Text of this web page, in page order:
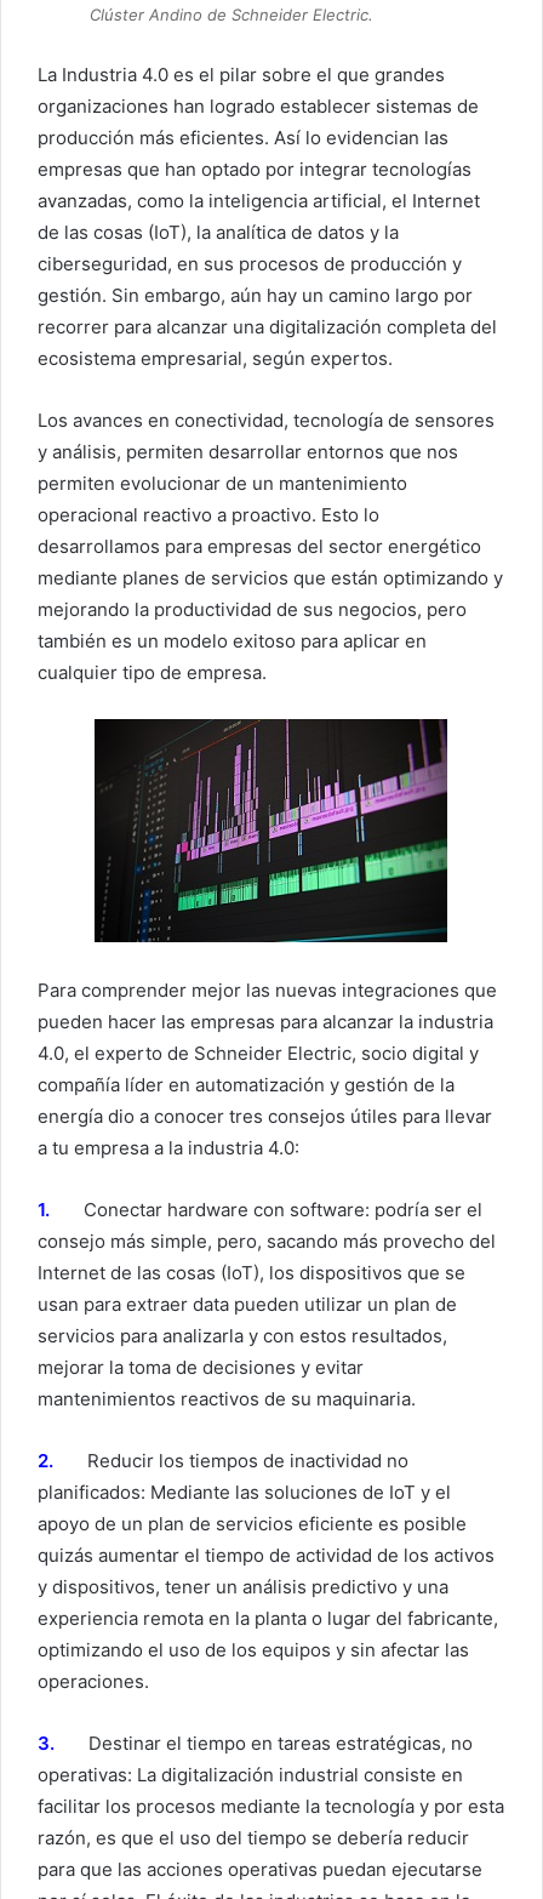
Clúster Andino de Schneider Electric.
La Industria 4.0 es el pilar sobre el que grandes
organizaciones han logrado establecer sistemas de
producción más eficientes. Así lo evidencian las
empresas que han optado por integrar tecnologías
avanzadas, como la inteligencia artificial, el Internet
de las cosas (IoT), la analítica de datos y la
ciberseguridad, en sus procesos de producción y
gestión. Sin embargo, aún hay un camino largo por
recorrer para alcanzar una digitalización completa del
ecosistema empresarial, según expertos.
Los avances en conectividad, tecnología de sensores
y análisis, permiten desarrollar entornos que nos
permiten evolucionar de un mantenimiento
operacional reactivo a proactivo. Esto lo
desarrollamos para empresas del sector energético
mediante planes de servicios que están optimizando y
mejorando la productividad de sus negocios, pero
también es un modelo exitoso para aplicar en
cualquier tipo de empresa.
Para comprender mejor las nuevas integraciones que
pueden hacer las empresas para alcanzar la industria
4.0, el experto de Schneider Electric, socio digital y
compañía líder en automatización y gestión de la
energía dio a conocer tres consejos útiles para llevar
a tu empresa a la industria 4.0:
1.
Conectar hardware con software: podría ser el
consejo más simple, pero, sacando más provecho del
Internet de las cosas (IoT), los dispositivos que se
usan para extraer data pueden utilizar un plan de
servicios para analizarla y con estos resultados,
mejorar la toma de decisiones y evitar
mantenimientos reactivos de su maquinaria.
2.
Reducir los tiempos de inactividad no
planificados: Mediante las soluciones de IoT y el
apoyo de un plan de servicios eficiente es posible
quizás aumentar el tiempo de actividad de los activos
y dispositivos, tener un análisis predictivo y una
experiencia remota en la planta o lugar del fabricante,
optimizando el uso de los equipos y sin afectar las
operaciones.
3.
Destinar el tiempo en tareas estratégicas, no
operativas: La digitalización industrial consiste en
facilitar los procesos mediante la tecnología y por esta
razón, es que el uso del tiempo se debería reducir
para que las acciones operativas puedan ejecutarse